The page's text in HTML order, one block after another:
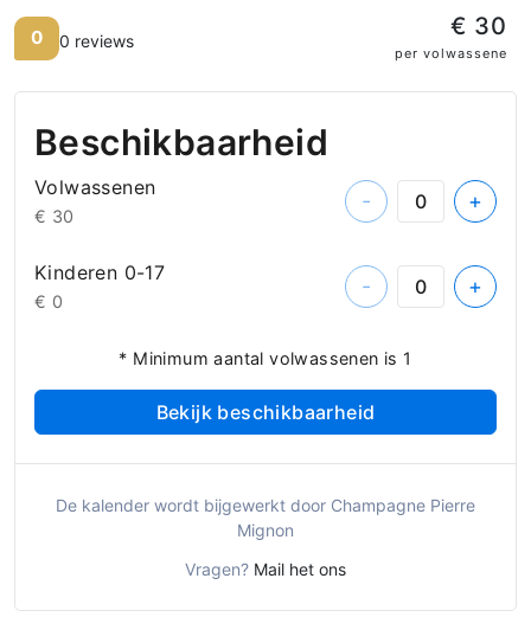
0 0 reviews € 30
per volwassene
Beschikbaarheid
Volwassenen
€ 30
- +
Kinderen 0-17
€ 0
- +
* Minimum aantal volwassenen is 1
Bekijk beschikbaarheid
De kalender wordt bijgewerkt door Champagne Pierre
Mignon
Vragen? Mail het ons